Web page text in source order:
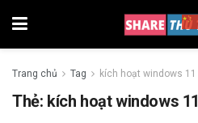
Trang chủ Tag kích hoạt windows 11
Thẻ: kích hoạt windows 11